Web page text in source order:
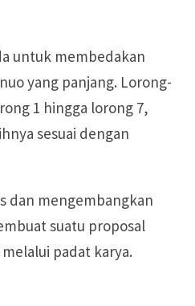
untuk membedakan
yang panjang. Lorong-
1 hingga lorong 7,
sesuai dengan
dan mengembangkan
suatu proposal
padat karya.